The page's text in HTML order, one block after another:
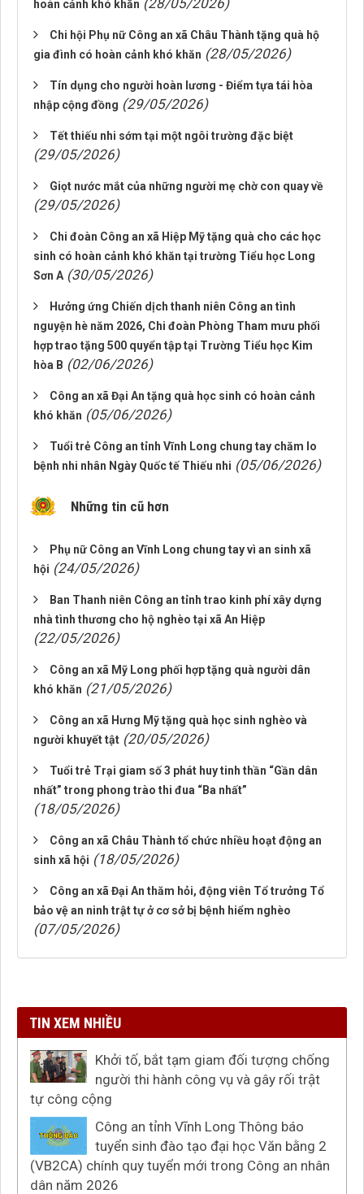
hoàn cảnh khó khăn (28/05/2026)
Chi hội Phụ nữ Công an xã Châu Thành tặng quà hộ
gia đình có hoàn cảnh khó khăn (28/05/2026)
Tín dụng cho người hoàn lương - Điểm tựa tái hòa
nhập cộng đồng (29/05/2026)
Tết thiếu nhi sớm tại một ngôi trường đặc biệt
(29/05/2026)
Giọt nước mắt của những người mẹ chờ con quay về
(29/05/2026)
Chi đoàn Công an xã Hiệp Mỹ tặng quà cho các học
sinh có hoàn cảnh khó khăn tại trường Tiểu học Long
Sơn A (30/05/2026)
Hưởng ứng Chiến dịch thanh niên Công an tình
nguyện hè năm 2026, Chi đoàn Phòng Tham mưu phối
hợp trao tặng 500 quyển tập tại Trường Tiểu học Kim
hòa B (02/06/2026)
Công an xã Đại An tặng quà học sinh có hoàn cảnh
khó khăn (05/06/2026)
Tuổi trẻ Công an tỉnh Vĩnh Long chung tay chăm lo
bệnh nhi nhân Ngày Quốc tế Thiếu nhi (05/06/2026)
Những tin cũ hơn
Phụ nữ Công an Vĩnh Long chung tay vì an sinh xã
hội (24/05/2026)
Ban Thanh niên Công an tỉnh trao kinh phí xây dựng
nhà tình thương cho hộ nghèo tại xã An Hiệp
(22/05/2026)
Công an xã Mỹ Long phối hợp tặng quà người dân
khó khăn (21/05/2026)
Công an xã Hưng Mỹ tặng quà học sinh nghèo và
người khuyết tật (20/05/2026)
Tuổi trẻ Trại giam số 3 phát huy tinh thần “Gần dân
nhất” trong phong trào thi đua “Ba nhất”
(18/05/2026)
Công an xã Châu Thành tổ chức nhiều hoạt động an
sinh xã hội (18/05/2026)
Công an xã Đại An thăm hỏi, động viên Tổ trưởng Tổ
bảo vệ an ninh trật tự ở cơ sở bị bệnh hiểm nghèo
(07/05/2026)
TIN XEM NHIỀU
Khởi tố, bắt tạm giam đối tượng chống
người thi hành công vụ và gây rối trật
tự công cộng
Công an tỉnh Vĩnh Long Thông báo
tuyển sinh đào tạo đại học Văn bằng 2
(VB2CA) chính quy tuyển mới trong Công an nhân
dân năm 2026